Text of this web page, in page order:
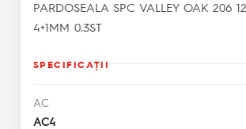
PARDOSEALA SPC VALLEY OAK 206
4+1MM 0.3ST
SPECIFICAŢII
AC
AC4